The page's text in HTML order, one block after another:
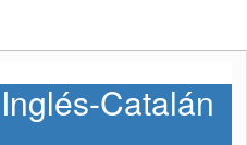
Inglés-Catalán